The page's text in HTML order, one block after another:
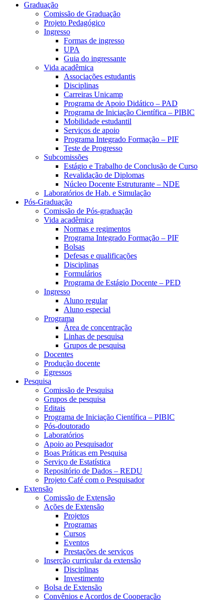
Graduação
Comissão de Graduação
Projeto Pedagógico
Ingresso
Formas de ingresso
UPA
Guia do ingressante
Vida acadêmica
Associações estudantis
Disciplinas
Carreiras Unicamp
Programa de Apoio Didático – PAD
Programa de Iniciação Científica – PIBIC
Mobilidade estudantil
Serviços de apoio
Programa Integrado Formação – PIF
Teste de Progresso
Subcomissões
Estágio e Trabalho de Conclusão de Curso
Revalidação de Diplomas
Núcleo Docente Estruturante – NDE
Laboratórios de Hab. e Simulação
Pós-Graduação
Comissão de Pós-graduação
Vida acadêmica
Normas e regimentos
Programa Integrado Formação – PIF
Bolsas
Defesas e qualificações
Disciplinas
Formulários
Programa de Estágio Docente – PED
Ingresso
Aluno regular
Aluno especial
Programa
Área de concentração
Linhas de pesquisa
Grupos de pesquisa
Docentes
Produção docente
Egressos
Pesquisa
Comissão de Pesquisa
Grupos de pesquisa
Editais
Programa de Iniciação Científica – PIBIC
Pós-doutorado
Laboratórios
Apoio ao Pesquisador
Boas Práticas em Pesquisa
Serviço de Estatística
Repositório de Dados – REDU
Projeto Café com o Pesquisador
Extensão
Comissão de Extensão
Ações de Extensão
Projetos
Programas
Cursos
Eventos
Prestações de serviços
Inserção curricular da extensão
Disciplinas
Investimento
Bolsa de Extensão
Convênios e Acordos de Cooperação